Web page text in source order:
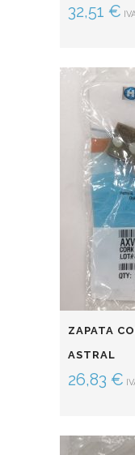
32,51 €
ZAPATA
ASTRAL
26,83 €